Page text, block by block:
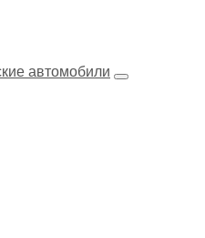
автомобили